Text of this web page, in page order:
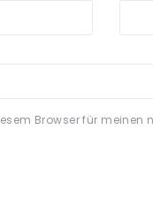
Browser für